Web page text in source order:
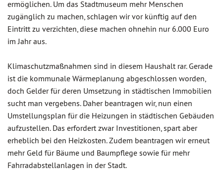
ermöglichen. Um das Stadtmuseum mehr Menschen
zugänglich zu machen, schlagen wir vor künftig auf den
Eintritt zu verzichten, diese machen ohnehin nur 6.000 Euro
im Jahr aus.
Klimaschutzmaßnahmen sind in diesem Haushalt rar. Gerade
ist die kommunale Wärmeplanung abgeschlossen worden,
doch Gelder für deren Umsetzung in städtischen Immobilien
sucht man vergebens. Daher beantragen wir, nun einen
Umstellungsplan für die Heizungen in städtischen Gebäuden
aufzustellen. Das erfordert zwar Investitionen, spart aber
erheblich bei den Heizkosten. Zudem beantragen wir erneut
mehr Geld für Bäume und Baumpflege sowie für mehr
Fahrradabstellanlagen in der Stadt.